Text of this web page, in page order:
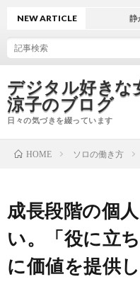
デジタル好きな
涼子のブログ
日々の気づきを綴っています
NEW ARTICLE 静か
HOME ソロの働き方
成長段階の個
い。「役に立
に価値を提供